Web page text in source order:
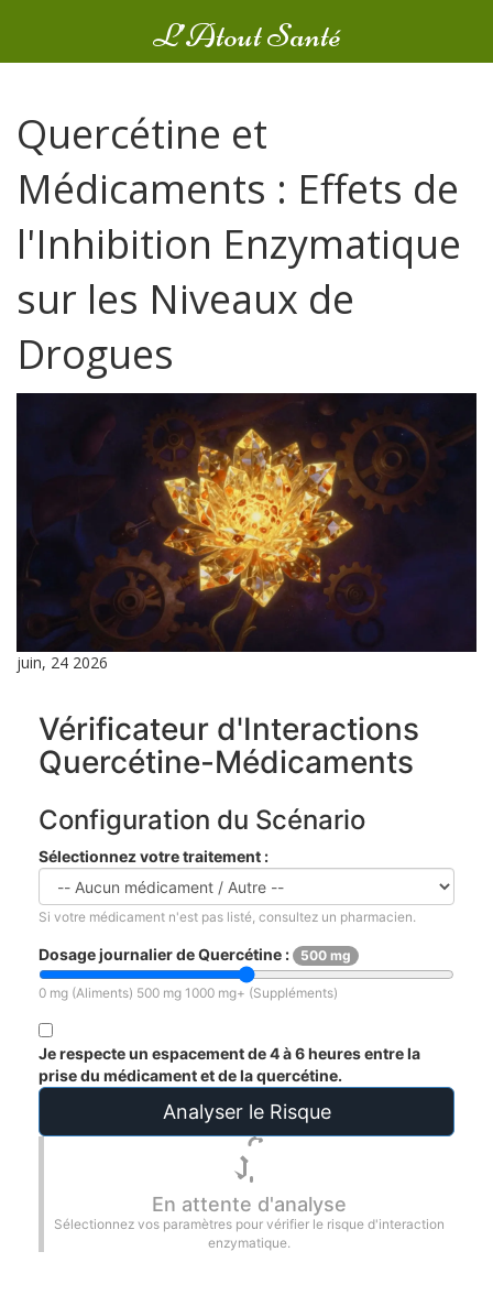
L’Atout Santé
Quercétine et
Médicaments : Effets de
l'Inhibition Enzymatique
sur les Niveaux de
Drogues
juin, 24 2026
Vérificateur d'Interactions
Quercétine-Médicaments
Configuration du Scénario
Sélectionnez votre traitement :
Si votre médicament n'est pas listé, consultez un pharmacien.
Dosage journalier de Quercétine : 500 mg
0 mg (Aliments) 500 mg 1000 mg+ (Suppléments)
Je respecte un espacement de 4 à 6 heures entre la
prise du médicament et de la quercétine.
Analyser le Risque
En attente d'analyse
Sélectionnez vos paramètres pour vérifier le risque d'interaction
enzymatique.